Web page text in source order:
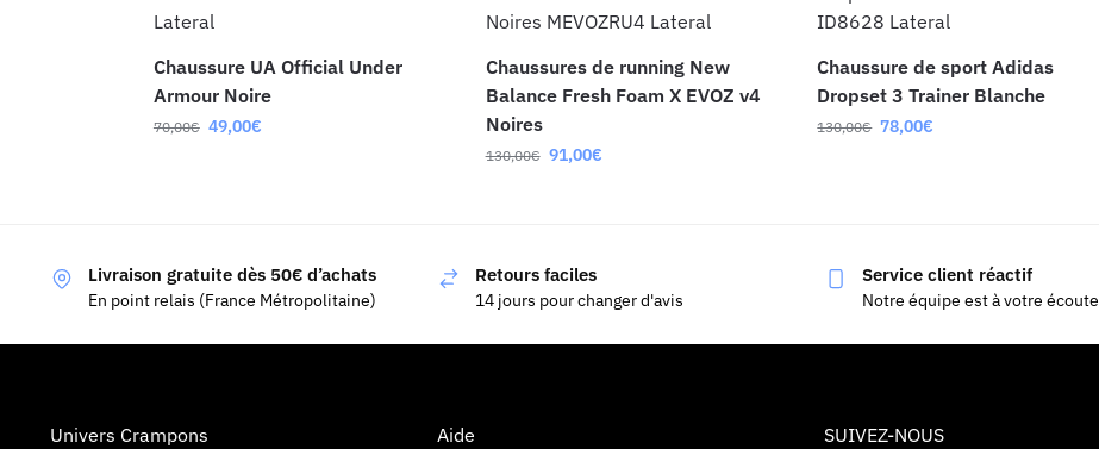
Chaussure UA Official Under
Armour Noire
70,00€ 49,00€
Chaussures de running New
Balance Fresh Foam X EVOZ v4
Noires
130,00€ 91,00€
Chaussure de sport Adidas
Dropset 3 Trainer Blanche
130,00€ 78,00€
Livraison gratuite dès 50€ d’achats
En point relais (France Métropolitaine)
Retours faciles
14 jours pour changer d'avis
Service client réactif
Notre équipe est à votre écoute
Univers Crampons Aide SUIVEZ-NOUS